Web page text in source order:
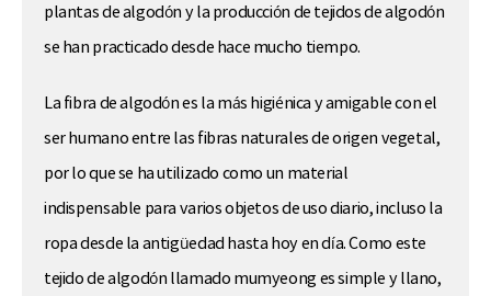
plantas de algodón y la producción de tejidos de algodón
se han practicado desde hace mucho tiempo.
La fibra de algodón es la más higiénica y amigable con el
ser humano entre las fibras naturales de origen vegetal,
por lo que se ha utilizado como un material
indispensable para varios objetos de uso diario, incluso la
ropa desde la antigüedad hasta hoy en día. Como este
tejido de algodón llamado mumyeong es simple y llano,